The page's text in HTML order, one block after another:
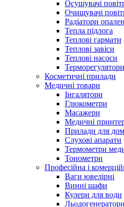
Осушувачі
Очищувачі
Радіатори
Тепла підлога
Теплові гармати
Теплові завіси
Теплові насоси
Косметичні прилади
Медичні товари
Інгалятори
Глюкометри
Масажери
Медичні
Прилади для
Слухові апарати
Термометри
Тонометри
Професійна і
Ваги ювелірні
Винні шафи
Кулери для води
Льодогенератори